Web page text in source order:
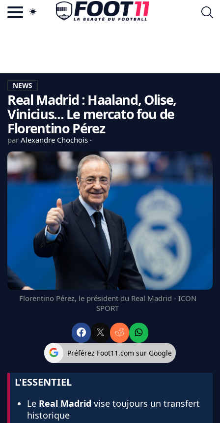
LA CHARTE
VIE PRIVÉE
CGU
CONTACTEZ-NOUS
MERCATO
CDM 2026
EDF
REAL MADRID
FC BARCELONE
MANCHESTER UNITED
CHELSEA
BAYERN
L'AVIS DE LA RÉDAC'
NEWS
Real Madrid : Haaland, Olise,
Vinicius... Le mercato fou de
Florentino Pérez
par Alexandre Chochois
Florentino Pérez, le président du Real Madrid - ICON
SPORT
Préférez Foot11.com sur Google
L'ESSENTIEL
Le Real Madrid vise toujours un transfert
historique